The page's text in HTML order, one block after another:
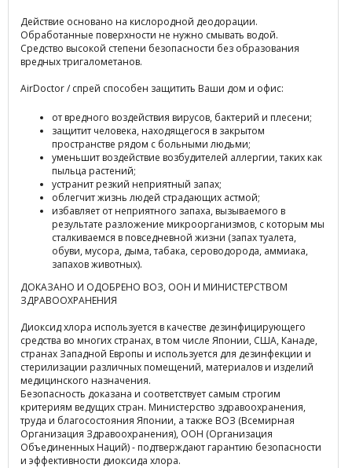
Действие основано на кислородной деодорации.
Обработанные поверхности не нужно смывать водой.
Средство высокой степени безопасности без образования
вредных тригалометанов.
AirDoctor / спрей способен защитить Ваши дом и офис:
от вредного воздействия вирусов, бактерий и плесени;
защитит человека, находящегося в закрытом
пространстве рядом с больными людьми;
уменьшит воздействие возбудителей аллергии, таких как
пыльца растений;
устранит резкий неприятный запах;
облегчит жизнь людей страдающих астмой;
избавляет от неприятного запаха, вызываемого в
результате разложение микроорганизмов, с которым мы
сталкиваемся в повседневной жизни (запах туалета,
обуви, мусора, дыма, табака, сероводорода, аммиака,
запахов животных).
ДОКАЗАНО И ОДОБРЕНО ВОЗ, ООН И МИНИСТЕРСТВОМ
ЗДРАВООХРАНЕНИЯ
Диоксид хлора используется в качестве дезинфицирующего
средства во многих странах, в том числе Японии, США, Канаде,
странах Западной Европы и используется для дезинфекции и
стерилизации различных помещений, материалов и изделий
медицинского назначения.
Безопасность доказана и соответствует самым строгим
критериям ведущих стран. Министерство здравоохранения,
труда и благосостояния Японии, а также ВОЗ (Всемирная
Организация Здравоохранения), ООН (Организация
Объединенных Наций) - подтверждают гарантию безопасности
и эффективности диоксида хлора.